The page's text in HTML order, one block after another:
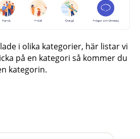
i olika kategorier, här listar vi
på en kategori så kommer du
kategorin.